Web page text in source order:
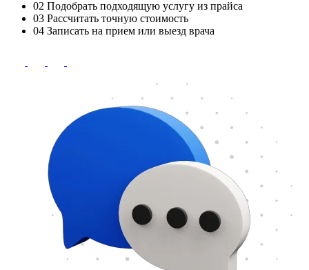
02 Подобрать подходящую услугу из прайса
03 Рассчитать точную стоимость
04 Записать на прием или выезд врача